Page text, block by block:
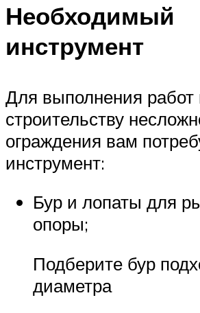
Необходимый
инструмент
Для выполнения работ
строительству
ограждения вам
инструмент:
Бур и лопаты для
опоры;
Подберите бур
диаметра